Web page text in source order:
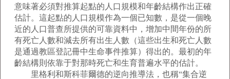
意味著必須對推算起點的人口規模和年齡結構作出正確
估計。這起點的人口規模作為一個已知數，是從一個晚
近的人口普查所提供的可靠資料中，增加中間年份的所
有死亡人數和減去所有出生人數（這些出生和死亡人數
是通過教區登記冊中生命事件推算）得出的。最初的年
齡結構則依靠于對那時死亡和生育普遍水平的估計。
里格利和斯科菲爾德的逆向推導法，也稱“集合逆